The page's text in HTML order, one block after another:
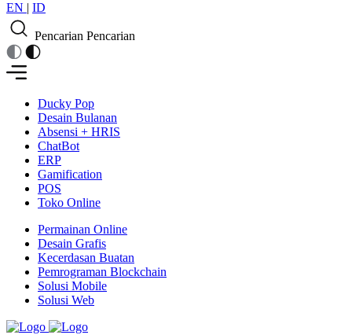
EN | ID
Pencarian Pencarian
Ducky Pop
Desain Bulanan
Absensi + HRIS
ChatBot
ERP
Gamification
POS
Toko Online
Permainan Online
Desain Grafis
Kecerdasan Buatan
Pemrograman Blockchain
Solusi Mobile
Solusi Web